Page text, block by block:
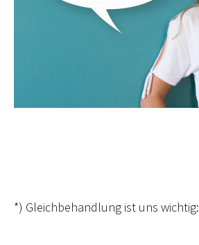
*) Gleichbehandlung ist uns wichtig: